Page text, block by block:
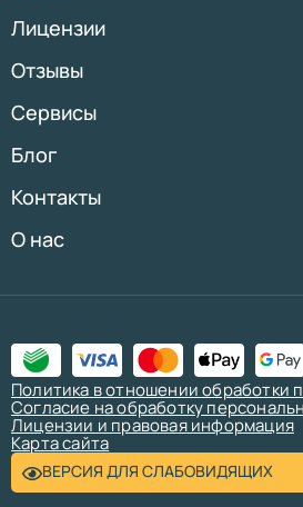
Лицензии
Отзывы
Сервисы
Блог
Контакты
О нас
ВЕРСИЯ ДЛЯ СЛАБОВИДЯЩИХ
Политика в отношении обработки
Согласие на обработку
Лицензии и правовая информация
Карта сайта